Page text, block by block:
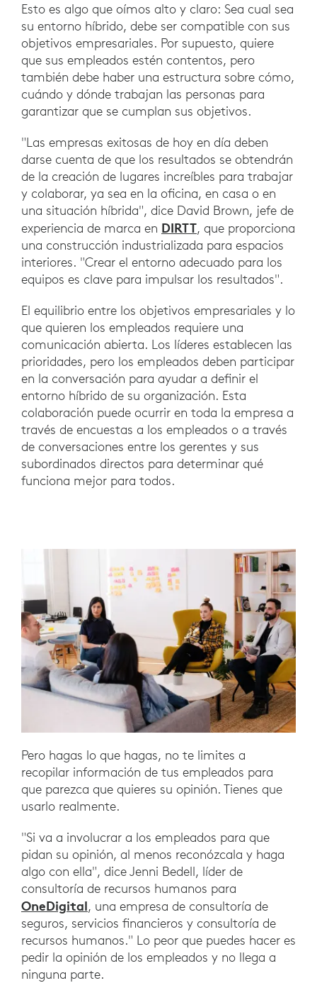
Esto es algo que oímos alto y claro: Sea cual sea
su entorno híbrido, debe ser compatible con sus
objetivos empresariales. Por supuesto, quiere
que sus empleados estén contentos, pero
también debe haber una estructura sobre cómo,
cuándo y dónde trabajan las personas para
garantizar que se cumplan sus objetivos.
"Las empresas exitosas de hoy en día deben
darse cuenta de que los resultados se obtendrán
de la creación de lugares increíbles para trabajar
y colaborar, ya sea en la oficina, en casa o en
una situación híbrida", dice David Brown, jefe de
experiencia de marca en DIRTT, que proporciona
una construcción industrializada para espacios
interiores. "Crear el entorno adecuado para los
equipos es clave para impulsar los resultados".
El equilibrio entre los objetivos empresariales y lo
que quieren los empleados requiere una
comunicación abierta. Los líderes establecen las
prioridades, pero los empleados deben participar
en la conversación para ayudar a definir el
entorno híbrido de su organización. Esta
colaboración puede ocurrir en toda la empresa a
través de encuestas a los empleados o a través
de conversaciones entre los gerentes y sus
subordinados directos para determinar qué
funciona mejor para todos.
Pero hagas lo que hagas, no te limites a
recopilar información de tus empleados para
que parezca que quieres su opinión. Tienes que
usarlo realmente.
"Si va a involucrar a los empleados para que
pidan su opinión, al menos reconózcala y haga
algo con ella", dice Jenni Bedell, líder de
consultoría de recursos humanos para
OneDigital, una empresa de consultoría de
seguros, servicios financieros y consultoría de
recursos humanos." Lo peor que puedes hacer es
pedir la opinión de los empleados y no llega a
ninguna parte.